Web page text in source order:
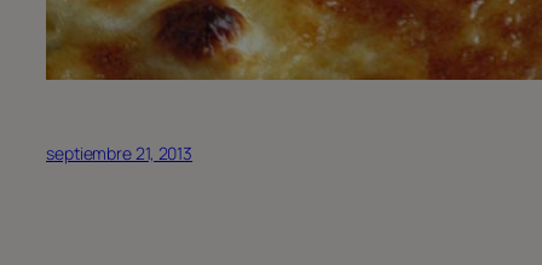
septiembre 21, 2013